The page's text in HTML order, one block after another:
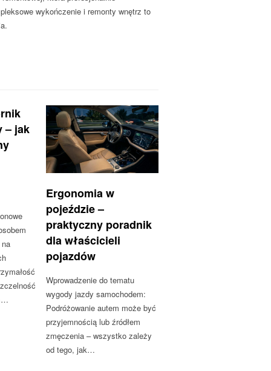
wykończenie i remonty wnętrz to
– jak
Ergonomia w
pojeździe –
praktyczny poradnik
dla właścicieli
pojazdów
Wprowadzenie do tematu
wygody jazdy samochodem:
Podróżowanie autem może być
przyjemnością lub źródłem
zmęczenia – wszystko zależy
od tego, jak…